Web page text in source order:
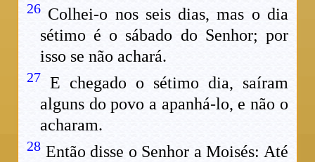
26 Colhei-o nos seis dias, mas o dia
sétimo é o sábado do Senhor; por
isso se não achará.
27 E chegado o sétimo dia, saíram
alguns do povo a apanhá-lo, e não o
acharam.
28 Então disse o Senhor a Moisés: Até